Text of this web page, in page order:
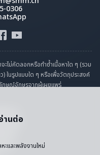
านต่อ
ะและพลังงานใหม่
0306
ะไม่คัดลอกหรือทำซ้ำเนื้อหาใด ๆ (รวม
) ในรูปแบบใด ๆ หรือเพื่อวัตถุประสงค์
กษณ์อักษรจากผู้เผยแพร่
ตาม
ส่วนตัว
ยุด